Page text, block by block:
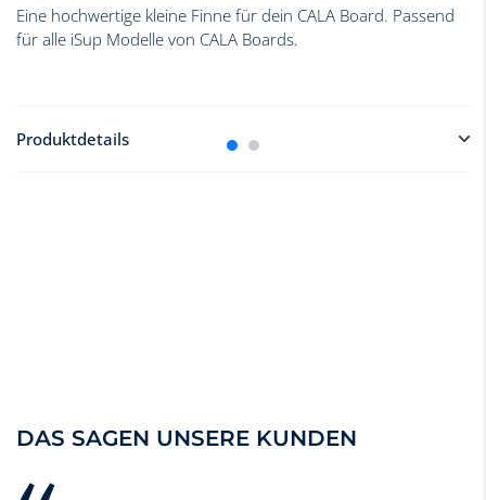
Eine hochwertige kleine Finne für dein CALA Board. Passend
für alle iSup Modelle von CALA Boards.
Produktdetails
DAS SAGEN UNSERE KUNDEN